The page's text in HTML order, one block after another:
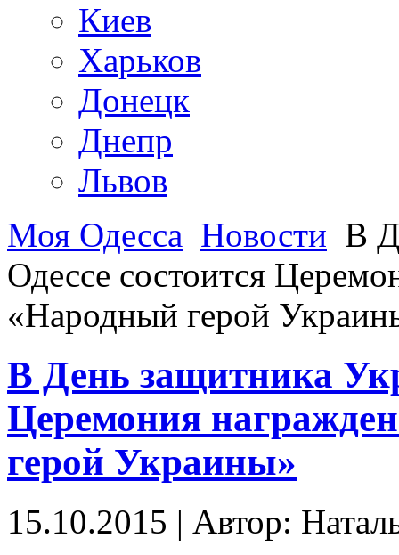
Киев
Харьков
Донецк
Днепр
Львов
Моя Одесса Новости В
Одессе состоится
«Народный герой
В День защитника
Церемония
герой Украины»
15.10.2015 | Автор: